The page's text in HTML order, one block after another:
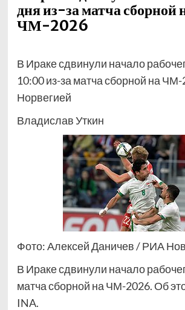
дня из-за матча сборной
ЧМ-2026
В Ираке сдвинули начало
10:00 из-за матча сборной на ЧМ-
Норвегией
Владислав Уткин
Фото: Алексей Даничев / РИА
В Ираке сдвинули начало
матча сборной на ЧМ-2026. Об
INA.